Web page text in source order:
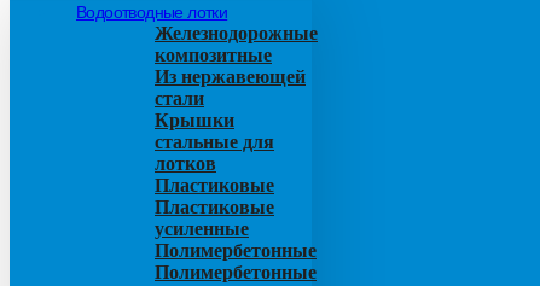
Водоотводные лотки
Железнодорожные
композитные
Из нержавеющей
стали
Крышки
стальные для
лотков
Пластиковые
Пластиковые
усиленные
Полимербетонные
Полимербетонные